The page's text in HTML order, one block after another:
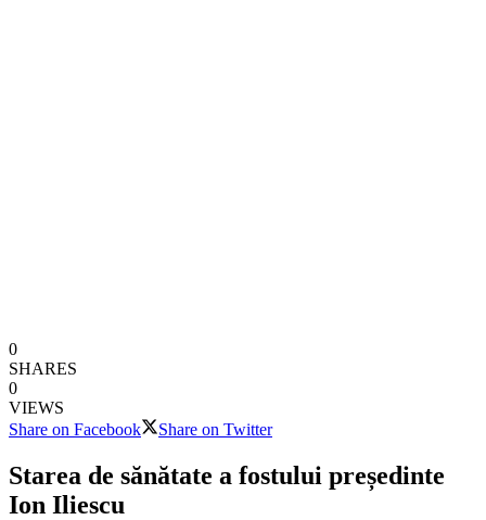
0
SHARES
0
VIEWS
Share on Facebook
Share on Twitter
Starea de sănătate a fostului președinte
Ion Iliescu